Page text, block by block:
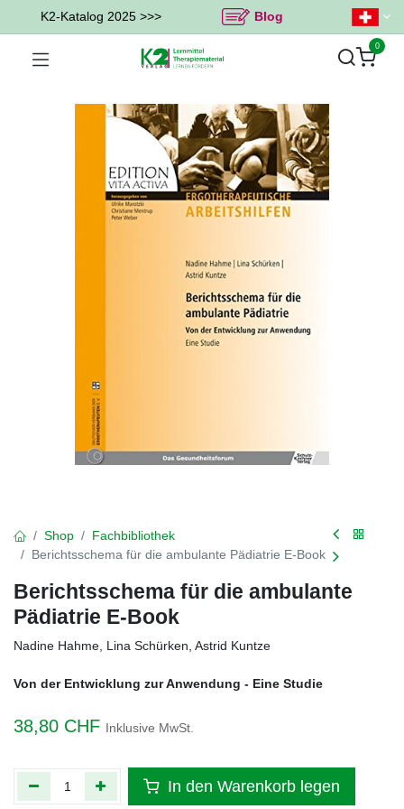
K2-Katalog 2025 >>> Blog
0
Shop
Fachbibliothek
Berichtsschema für die ambulante Pädiatrie E-Book
Berichtsschema für die ambulante
Pädiatrie E-Book
Nadine Hahme, Lina Schürken, Astrid Kuntze
Von der Entwicklung zur Anwendung - Eine Studie
38,80 CHF Inklusive MwSt.
In den Warenkorb legen